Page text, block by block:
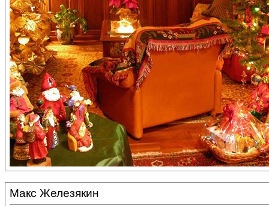
Макс Железякин